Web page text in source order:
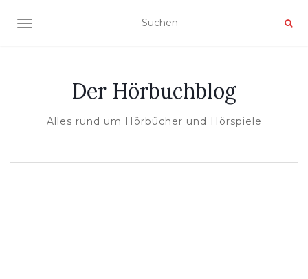
NAVIGATION UMSCHALTEN
Der Hörbuchblog
Alles rund um Hörbücher und Hörspiele